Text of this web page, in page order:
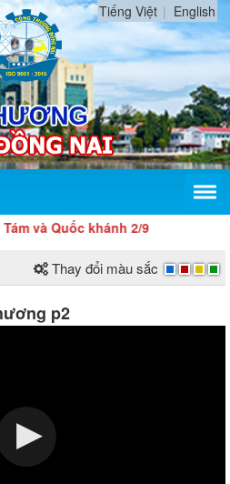
Tiếng Việt English
khánh 2/9
Thay đổi màu sắc
p2